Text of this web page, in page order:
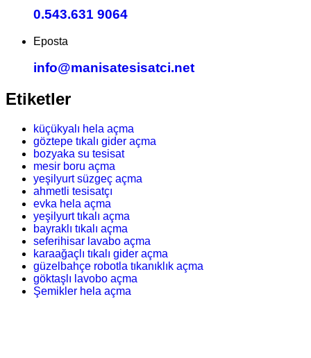
0.543.631 9064
Eposta
info@manisatesisatci.net
Etiketler
küçükyalı hela açma
göztepe tıkalı gider açma
bozyaka su tesisat
mesir boru açma
yeşilyurt süzgeç açma
ahmetli tesisatçı
evka hela açma
yeşilyurt tıkalı açma
bayraklı tıkalı açma
seferihisar lavabo açma
karaağaçlı tıkalı gider açma
güzelbahçe robotla tıkanıklık açma
göktaşlı lavobo açma
Şemikler hela açma